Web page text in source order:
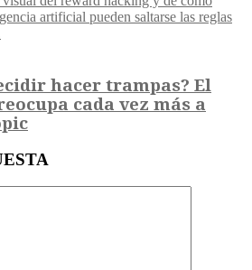
hacer trampas? El
cada vez más a